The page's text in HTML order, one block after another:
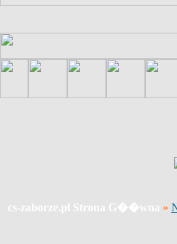
cs-zaborze.pl Strona G��wna »